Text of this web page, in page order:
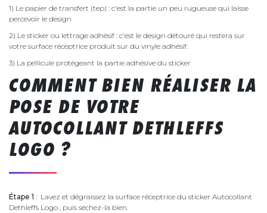
1) Le papier de transfert (tep) : c'est la partie un peu rugueuse qui laisse
percevoir le design
2) Le sticker ou lettrage adhésif : c'est le design détouré qui restera sur
votre surface réceptrice produit sur du vinyle adhésif.
3) La pellicule protégeant la partie adhésive du sticker
COMMENT BIEN RÉALISER LA
POSE DE VOTRE
AUTOCOLLANT DETHLEFFS
LOGO ?
Étape 1 : Lavez et dégraissez la surface réceptrice du sticker Autocollant
Dethleffs Logo , puis séchez-la bien.